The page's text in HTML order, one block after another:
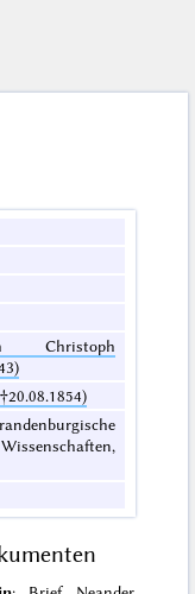
Christoph